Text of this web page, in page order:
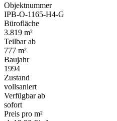
Objektnummer
IPB-O-1165-H4-G
Bürofläche
3.819 m²
Teilbar ab
777 m²
Baujahr
1994
Zustand
vollsaniert
Verfügbar ab
sofort
Preis pro m²